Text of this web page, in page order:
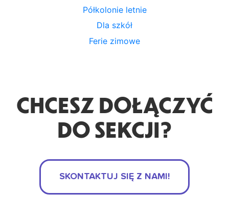
Półkolonie letnie
Dla szkół
Ferie zimowe
CHCESZ DOŁĄCZYĆ
DO SEKCJI?
SKONTAKTUJ SIĘ Z NAMI!